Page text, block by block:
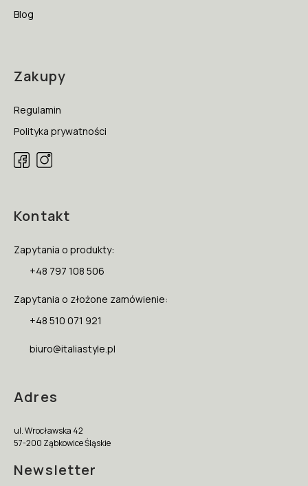
Blog
Zakupy
Regulamin
Polityka prywatności
Kontakt
Zapytania o produkty:
+48 797 108 506
Zapytania o złożone zamówienie:
+48 510 071 921
biuro@italiastyle.pl
Adres
ul. Wrocławska 42
57-200 Ząbkowice Śląskie
Newsletter